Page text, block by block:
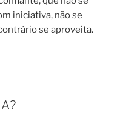
iniciativa, não se
se aproveita.